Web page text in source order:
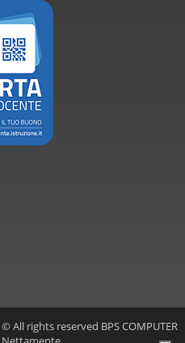
All rights reserved BPS COMPUTER